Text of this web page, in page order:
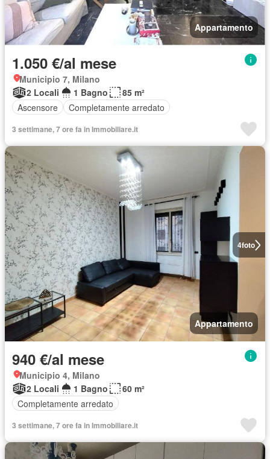
Appartamento
1.050 €/al mese
Municipio 7, Milano
2 Locali
1 Bagno
85 m²
Ascensore
Completamente arredato
3 settimane, 7 ore fa in Immobiliare.it
4foto
Appartamento
940 €/al mese
Municipio 4, Milano
2 Locali
1 Bagno
60 m²
Completamente arredato
3 settimane, 7 ore fa in Immobiliare.it